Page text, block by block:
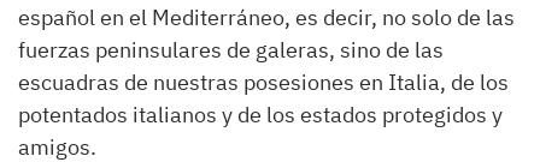
español en el Mediterráneo, es decir, no solo de las
fuerzas peninsulares de galeras, sino de las
escuadras de nuestras posesiones en Italia, de los
potentados italianos y de los estados protegidos y
amigos.